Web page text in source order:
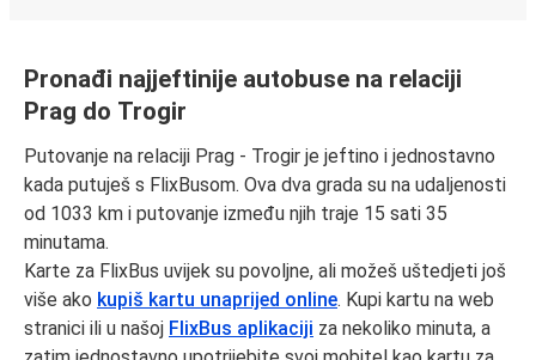
Pronađi najjeftinije autobuse na relaciji
Prag do Trogir
Putovanje na relaciji Prag - Trogir je jeftino i jednostavno
kada putuješ s FlixBusom. Ova dva grada su na udaljenosti
od 1033 km i putovanje između njih traje 15 sati 35
minutama.
Karte za FlixBus uvijek su povoljne, ali možeš uštedjeti još
više ako kupiš kartu unaprijed online. Kupi kartu na web
stranici ili u našoj FlixBus aplikaciji za nekoliko minuta, a